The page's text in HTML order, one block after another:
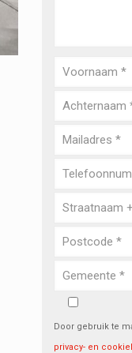
Door gebruik te
privacy- en